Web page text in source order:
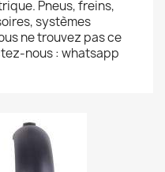
Pneus, freins,
systèmes
ne trouvez pas ce
nous : whatsapp